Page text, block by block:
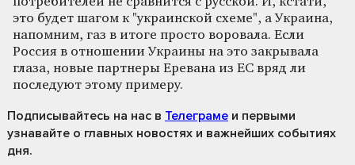
это будет шагом к "украинской схеме", а Украина,
напомним, газ в итоге просто воровала. Если
Россия в отношении Украины на это закрывала
глаза, новые партнеры Еревана из ЕС вряд ли
последуют этому примеру.
Подписывайтесь на нас в Телеграме и первыми
узнавайте о главных новостях и важнейших событиях
дня.